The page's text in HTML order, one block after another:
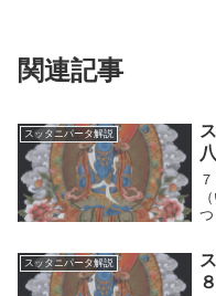
関連記事
スッタニパータ解説
スッタニパータ解説